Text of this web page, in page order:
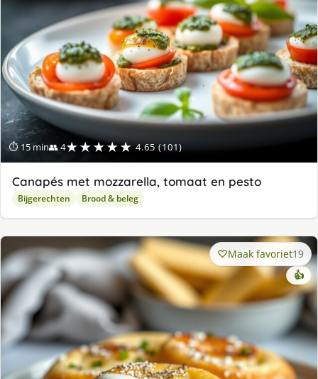
⏱ 15 min👥 4★★★★★ 4.65 (101)
Canapés met mozzarella, tomaat en pesto
Bijgerechten Brood & beleg
Maak favoriet19
👍